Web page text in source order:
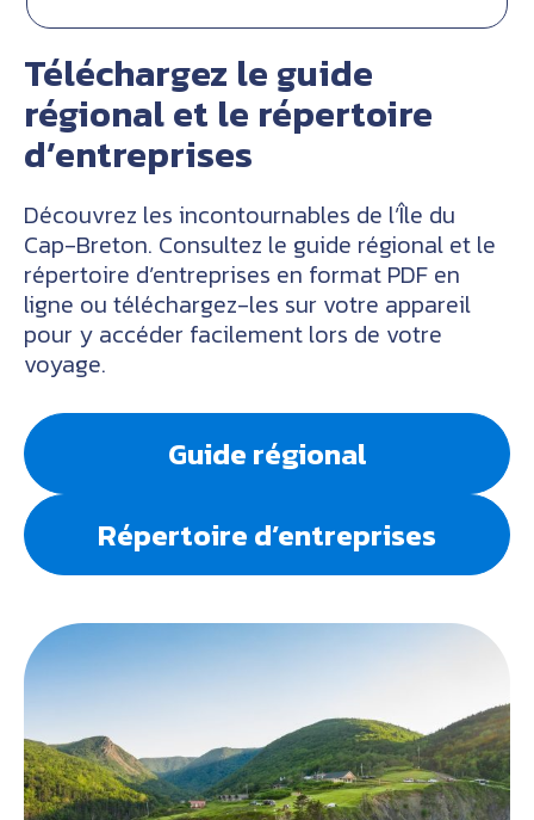
Téléchargez le guide
régional et le répertoire
d’entreprises
Découvrez les incontournables de l’Île du
Cap-Breton. Consultez le guide régional et le
répertoire d’entreprises en format PDF en
ligne ou téléchargez-les sur votre appareil
pour y accéder facilement lors de votre
voyage.
Guide régional
Répertoire d’entreprises